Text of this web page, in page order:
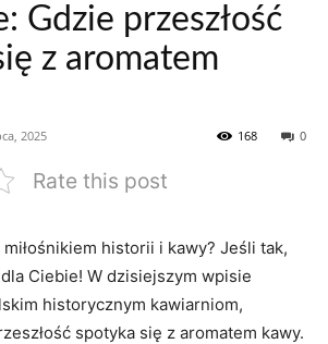
Gdzie przeszłość
z aromatem
2025 0
168
Rate this post
historii ‍i kawy? Jeśli tak,
Ciebie!​ W dzisiejszym wpisie
historycznym kawiarniom,
spotyka ⁣się z aromatem⁢ kawy.